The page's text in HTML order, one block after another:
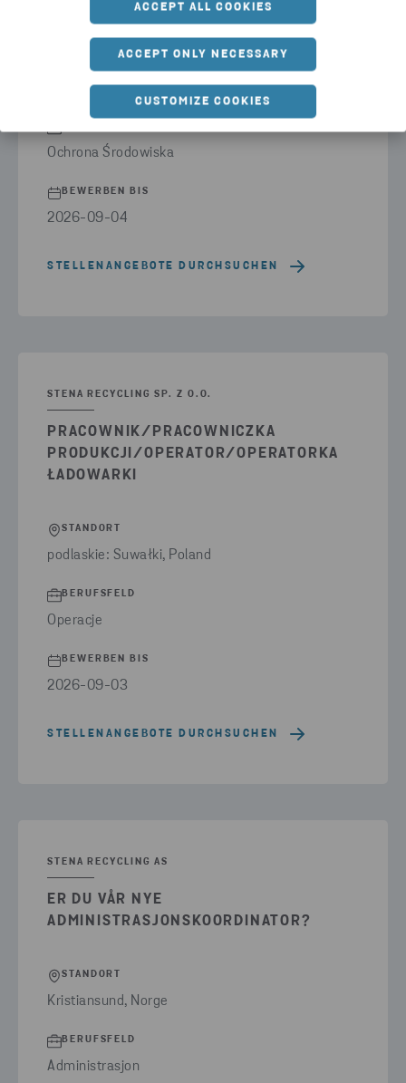
ACCEPT ALL COOKIES
ACCEPT ONLY NECESSARY
CUSTOMIZE COOKIES
STANDORT
dolnośląskie: Pustków Żurawski (pow.
wrocławski), Poland
Ochrona Środowiska
BEWERBEN BIS
2026-09-04
STELLENANGEBOTE DURCHSUCHEN
STENA RECYCLING SP. Z O.O.
PRACOWNIK/PRACOWNICZKA
PRODUKCJI/OPERATOR/OPERATORKA
ŁADOWARKI
STANDORT
podlaskie: Suwałki, Poland
BERUFSFELD
Operacje
BEWERBEN BIS
2026-09-03
STELLENANGEBOTE DURCHSUCHEN
STENA RECYCLING AS
ER DU VÅR NYE
ADMINISTRASJONSKOORDINATOR?
STANDORT
Kristiansund, Norge
BERUFSFELD
Administrasjon